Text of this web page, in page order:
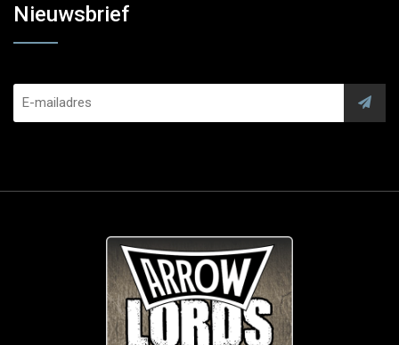
Nieuwsbrief